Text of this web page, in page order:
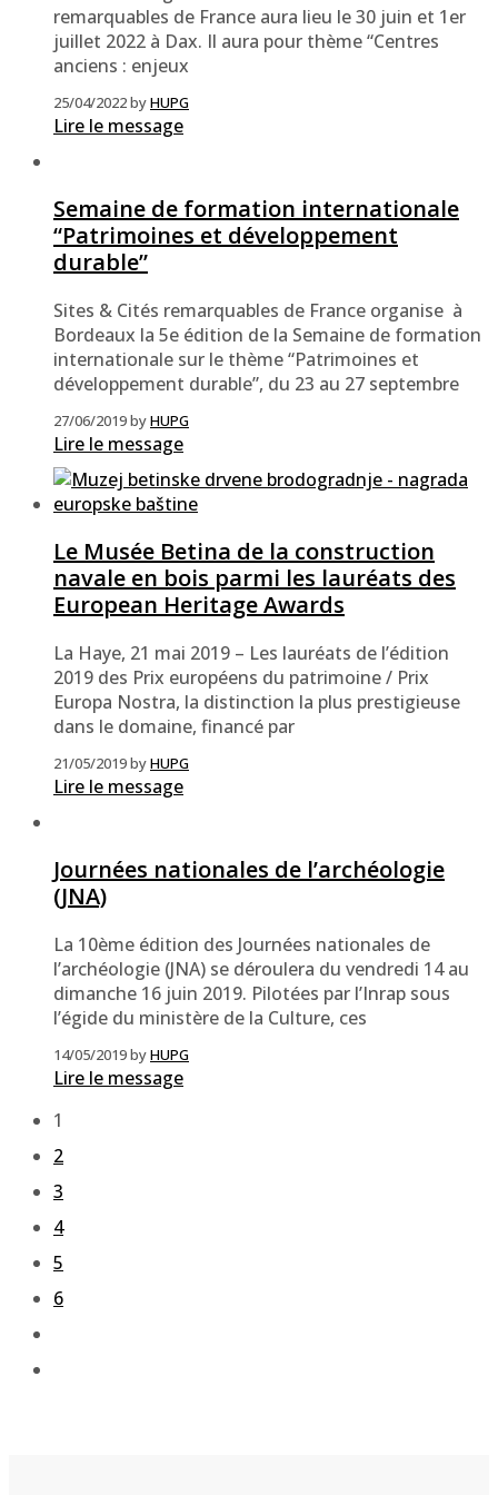
remarquables de France aura lieu le 30 juin et 1er
juillet 2022 à Dax. Il aura pour thème “Centres
anciens : enjeux
25/04/2022byHUPG
Lire le message
Semaine de formation internationale
“Patrimoines et développement
durable”
Sites & Cités remarquables de France organise à
Bordeaux la 5e édition de la Semaine de formation
internationale sur le thème “Patrimoines et
développement durable”, du 23 au 27 septembre
27/06/2019byHUPG
Lire le message
Le Musée Betina de la construction
navale en bois parmi les lauréats des
European Heritage Awards
La Haye, 21 mai 2019 – Les lauréats de l’édition
2019 des Prix européens du patrimoine / Prix
Europa Nostra, la distinction la plus prestigieuse
dans le domaine, financé par
21/05/2019byHUPG
Lire le message
Journées nationales de l’archéologie
(JNA)
La 10ème édition des Journées nationales de
l’archéologie (JNA) se déroulera du vendredi 14 au
dimanche 16 juin 2019. Pilotées par l’Inrap sous
l’égide du ministère de la Culture, ces
14/05/2019byHUPG
Lire le message
1
2
3
4
5
6